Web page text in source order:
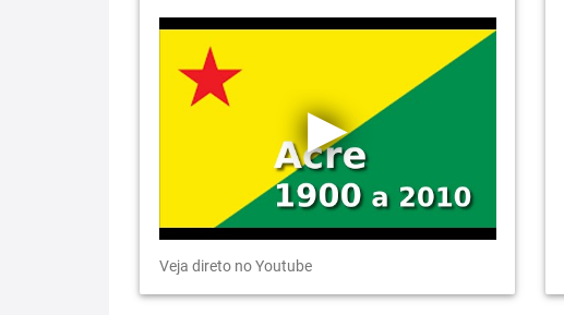
Veja direto no Youtube